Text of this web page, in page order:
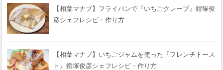
【相葉マナブ】フライパンで『いちごクレープ』鎧塚俊
彦シェフレシピ・作り方
【相葉マナブ】いちごジャムを使った『フレンチトース
ト』鎧塚俊彦シェフレシピ・作り方